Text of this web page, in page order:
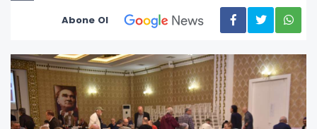
Abone Ol